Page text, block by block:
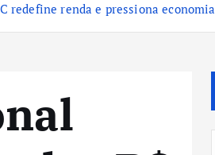
redefine renda e pressiona economia